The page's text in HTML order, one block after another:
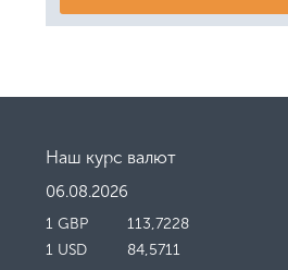
Наш курс валют
06.08.2026
1 GBP
113,7228
1 USD
84,5711